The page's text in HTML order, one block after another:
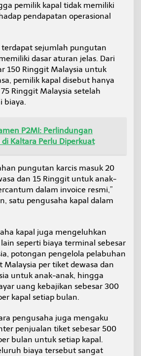
pemilik kapal tidak memiliki
pendapatan operasional
sejumlah pungutan
dasar aturan jelas. Dari
150 Ringgit Malaysia untuk
pemilik kapal disebut hanya
Ringgit Malaysia setelah
biaya.
P2MI: Perlindungan
Kaltara Perlu Diperkuat
pungutan karcis masuk 20
dan 15 Ringgit untuk anak-
dalam invoice resmi,”
satu pengusaha kapal dalam
kapal juga mengeluhkan
seperti biaya terminal sebesar
potongan pengelola pelabuhan
Malaysia per tiket dewasa dan
untuk anak-anak, hingga
uang kebajikan sebesar 300
kapal setiap bulan.
pengusaha juga mengaku
penjualan tiket sebesar 500
bulan untuk setiap kapal.
biaya tersebut sangat